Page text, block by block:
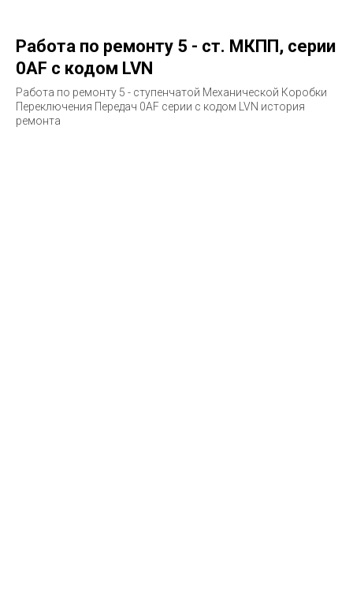
Работа по ремонту 5 - ст. МКПП, серии
0AF с кодом LVN
Работа по ремонту 5 - ступенчатой Механической Коробки
Переключения Передач 0AF серии с кодом LVN история
ремонта